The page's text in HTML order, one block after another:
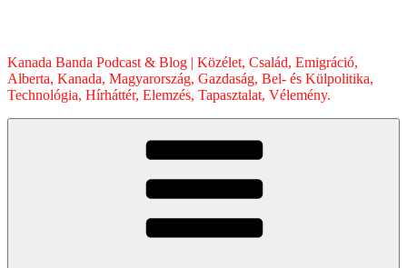
Kanada Banda Podcast & Blog | Közélet, Család, Emigráció,
Alberta, Kanada, Magyarország, Gazdaság, Bel- és Külpolitika,
Technológia, Hírháttér, Elemzés, Tapasztalat, Vélemény.